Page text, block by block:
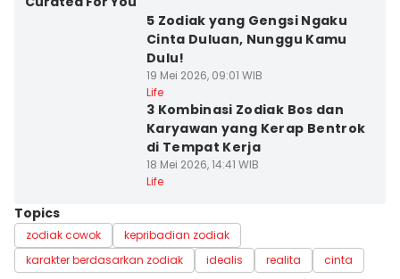
5 Zodiak yang Gengsi Ngaku
Cinta Duluan, Nunggu Kamu
Dulu!
19 Mei 2026, 09:01 WIB
Life
3 Kombinasi Zodiak Bos dan
Karyawan yang Kerap Bentrok
di Tempat Kerja
18 Mei 2026, 14:41 WIB
Life
Topics
zodiak cowok
kepribadian zodiak
karakter berdasarkan zodiak
idealis realita cinta